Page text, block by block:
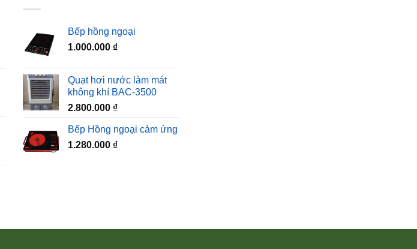
Bếp hồng ngoại
1.000.000 ₫
Quạt hơi nước làm mát
không khí BAC-3500
2.800.000 ₫
Bếp Hồng ngoại cảm ứng
1.280.000 ₫